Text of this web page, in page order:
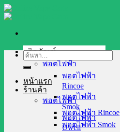
Skip
to
ผลิตภัณฑ์
พอตไฟฟ้า
พอตไฟฟ้า
Rincoe
พอตไฟฟ้า
Smok
พอตไฟฟ้า
Uwell
ค้นหา:
หน้าแรก
ร้านค้า
พอตไฟฟ้า
พอตไฟฟ้า Rincoe
พอตไฟฟ้า Smok